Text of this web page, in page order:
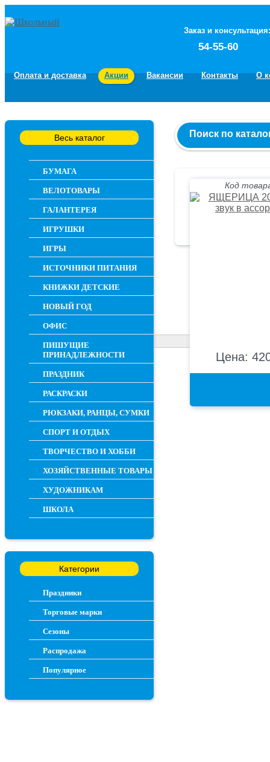
Заказ и консультация:
54-55-60
Оплата и доставка Акции Вакансии Контакты О
Весь каталог
БУМАГА
ВЕЛОТОВАРЫ
ГАЛАНТЕРЕЯ
ИГРУШКИ
ИГРЫ
ИСТОЧНИКИ ПИТАНИЯ
КНИЖКИ ДЕТСКИЕ
НОВЫЙ ГОД
ОФИС
ПИШУЩИЕ
ПРИНАДЛЕЖНОСТИ
ПРАЗДНИК
РАСКРАСКИ
РЮКЗАКИ, РАНЦЫ, СУМКИ
СПОРТ И ОТДЫХ
ТВОРЧЕСТВО И ХОББИ
ХОЗЯЙСТВЕННЫЕ ТОВАРЫ
ХУДОЖНИКАМ
ШКОЛА
Категории
Праздники
Торговые марки
Сезоны
Распродажа
Популярное
Поиск по
Код
Цена: